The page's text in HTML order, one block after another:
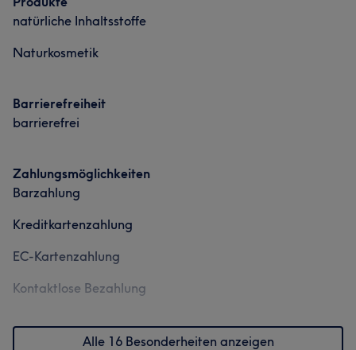
natürliche Inhaltsstoffe
Naturkosmetik
Barrierefreiheit
barrierefrei
Zahlungsmöglichkeiten
Barzahlung
Kreditkartenzahlung
EC-Kartenzahlung
Kontaktlose Bezahlung
Alle 16 Besonderheiten anzeigen